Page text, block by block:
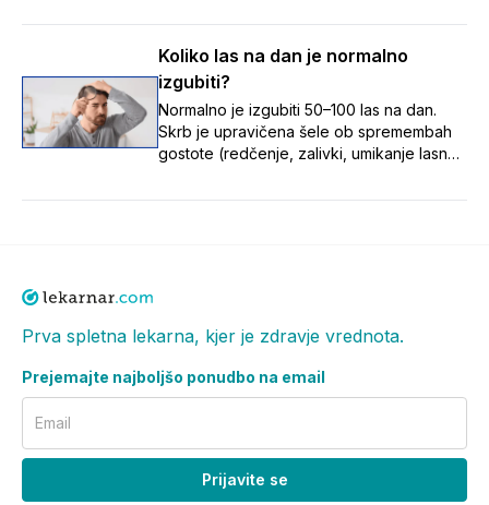
redčenje na temenu ter tanjšanje in izgubo
postopne spremembe pomembno opaziti
zgodaj, saj je zdravljenje uspešnejše,
dokler so lasni mešički še aktivni.
Koliko las na dan je normalno
izgubiti?
Normalno je izgubiti 50–100 las na dan.
Skrb je upravičena šele ob spremembah
gostote (redčenje, zalivki, umikanje lasne
hranil, zdravila, dednost. Ob opaznih
Prva spletna lekarna, kjer je zdravje vrednota.
Prejemajte najboljšo ponudbo na email
Email
Prijavite se